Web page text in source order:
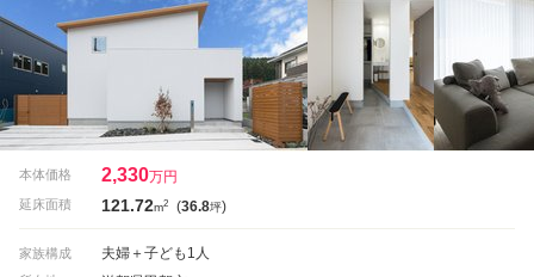
本体価格 2,330万円
延床面積 121.72m2 (36.8坪)
家族構成 夫婦＋子ども1人